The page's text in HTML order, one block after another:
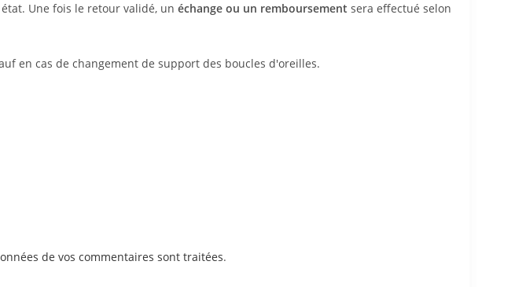
Une fois le retour validé, un échange ou un remboursement sera effectué selon
en cas de changement de support des boucles d'oreilles.
de vos commentaires sont traitées.